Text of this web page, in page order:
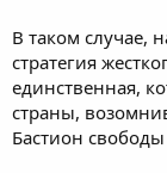
В таком случае,
стратегия
единственная,
страны,
Бастион свободы